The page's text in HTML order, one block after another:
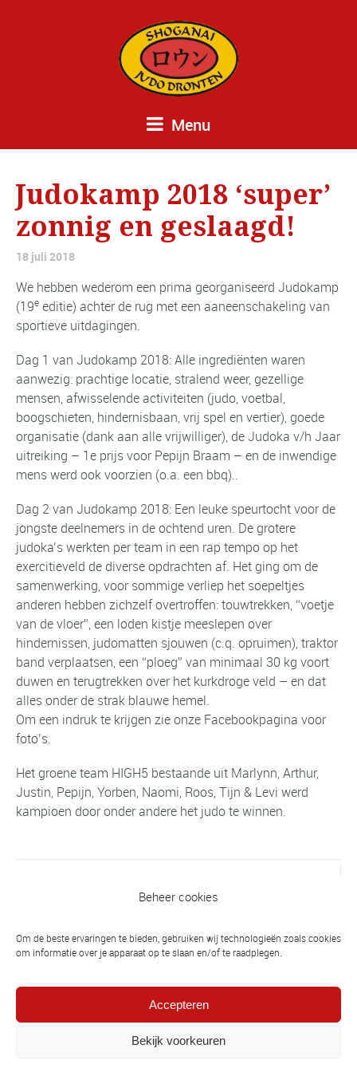
Beheer cookies
Om de beste ervaringen te bieden, gebruiken wij technologieën zoals cookies
om informatie over je apparaat op te slaan en/of te raadplegen.
Accepteren
Bekijk voorkeuren
Menu
Judokamp 2018 ‘super’
zonnig en geslaagd!
18 juli 2018
We hebben wederom een prima georganiseerd Judokamp
(19e editie) achter de rug met een aaneenschakeling van
sportieve uitdagingen.
Dag 1 van Judokamp 2018: Alle ingrediënten waren
aanwezig: prachtige locatie, stralend weer, gezellige
mensen, afwisselende activiteiten (judo, voetbal,
boogschieten, hindernisbaan, vrij spel en vertier), goede
organisatie (dank aan alle vrijwilliger), de Judoka v/h Jaar
uitreiking – 1e prijs voor Pepijn Braam – en de inwendige
mens werd ook voorzien (o.a. een bbq)..
Dag 2 van Judokamp 2018: Een leuke speurtocht voor de
jongste deelnemers in de ochtend uren. De grotere
judoka’s werkten per team in een rap tempo op het
exercitieveld de diverse opdrachten af. Het ging om de
samenwerking, voor sommige verliep het soepeltjes
anderen hebben zichzelf overtroffen: touwtrekken, “voetje
van de vloer”, een loden kistje meeslepen over
hindernissen, judomatten sjouwen (c.q. opruimen), traktor
band verplaatsen, een “ploeg” van minimaal 30 kg voort
duwen en terugtrekken over het kurkdroge veld – en dat
alles onder de strak blauwe hemel.
Om een indruk te krijgen zie onze Facebookpagina voor
foto’s.
Het groene team HIGH5 bestaande uit Marlynn, Arthur,
Justin, Pepijn, Yorben, Naomi, Roos, Tijn & Levi werd
kampioen door onder andere het judo te winnen.
Tijdschema 100 puntencompetitie -
Elf judoka's pakken puntenprijs, maar
voor iedereen is het nu: ZOMERVAKANTIE